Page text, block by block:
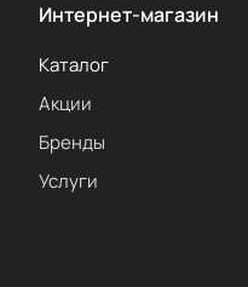
Интернет-магазин
Каталог
Акции
Бренды
Услуги